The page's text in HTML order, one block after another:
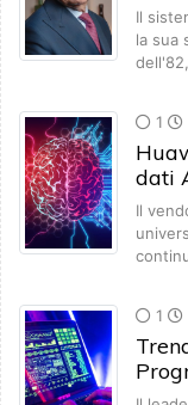
Il
la sua
1
dati
Il
1